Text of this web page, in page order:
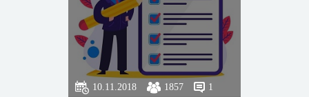
10.11.2018 1857 1